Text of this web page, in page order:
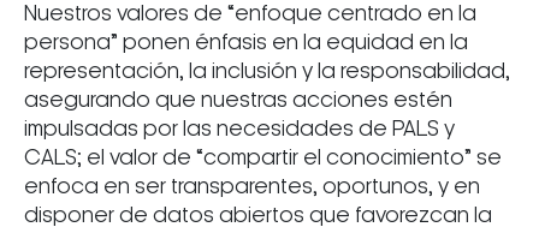
Nuestros valores de “enfoque centrado en la
persona” ponen énfasis en la equidad en la
representación, la inclusión y la responsabilidad,
asegurando que nuestras acciones estén
impulsadas por las necesidades de PALS y
CALS; el valor de “compartir el conocimiento” se
enfoca en ser transparentes, oportunos, y en
disponer de datos abiertos que favorezcan la